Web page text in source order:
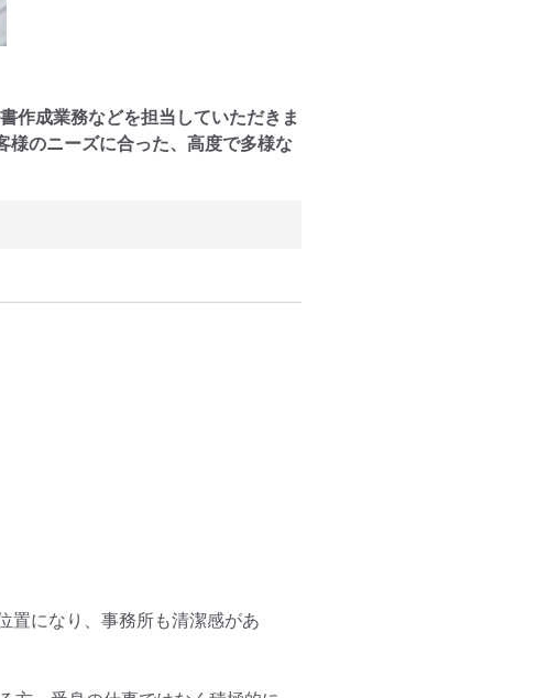
作成業務などを担当していただきま
様のニーズに合った、高度で多様な
置になり、事務所も清潔感があ